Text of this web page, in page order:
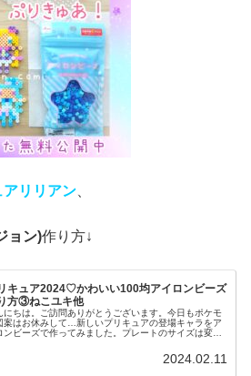
アリリアン
ョン)作り方↓
キュア2024♡かわいい100均アイロンビーズ
方③ねこユキ他
にちは。ご訪問ありがとうございます。今日もポケモ
案はお休みして…新しいプリキュアの登場キャラをア
ンビーズで作ってみました。プレートのサイズは変わ
2024.02.11